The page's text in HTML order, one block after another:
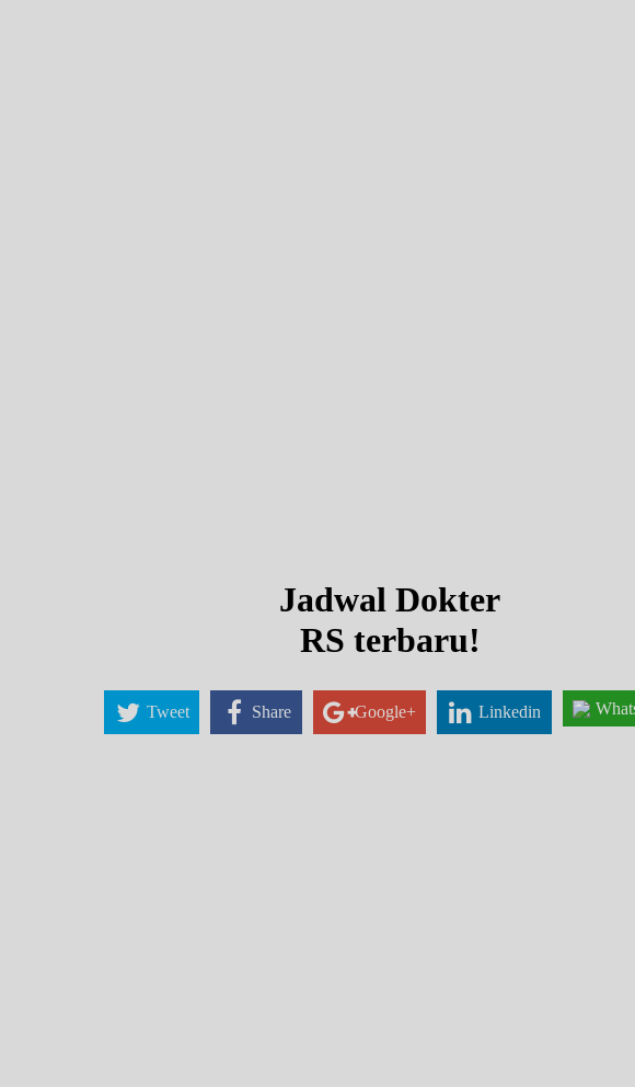
Jadwal Dokter
RS terbaru!
Tweet Share Google+ Linkedin